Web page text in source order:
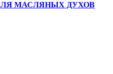
МАСЛЯНЫХ ДУХОВ